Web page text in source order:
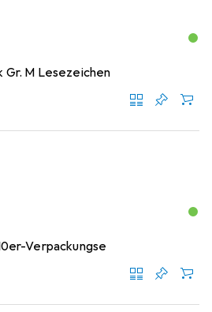
Gr. M Lesezeichen
Verpackungse